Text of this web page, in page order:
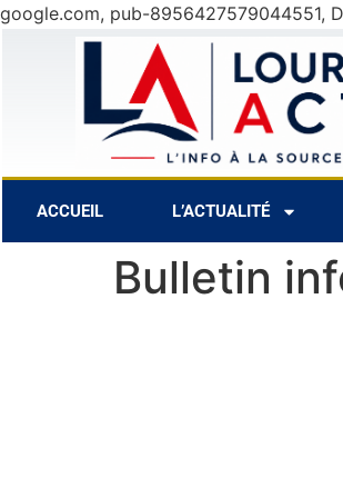
google.com, pub-8956427579044551,
8 Août
ACCUEIL L’ACTUALITÉ
Bulletin